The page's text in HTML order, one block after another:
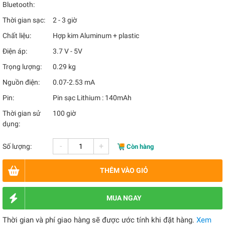
Bluetooth:
Thời gian sạc:
2 - 3 giờ
Chất liệu:
Hợp kim Aluminum + plastic
Điện áp:
3.7 V - 5V
Trọng lượng:
0.29 kg
Nguồn điện:
0.07-2.53 mA
Pin:
Pin sạc Lithium : 140mAh
Thời gian sử
dụng:
100 giờ
Số lượng: - + Còn hàng
THÊM VÀO GIỎ
MUA NGAY
Thời gian và phí giao hàng sẽ được ước tính khi đặt hàng. Xem